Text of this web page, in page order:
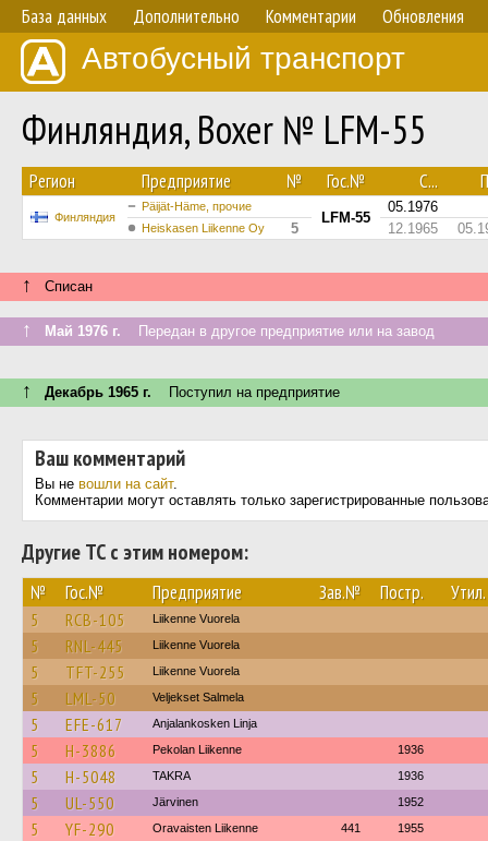
База данных Дополнительно Комментарии Обновления
Автобусный транспорт
Финляндия, Boxer № LFM-55
Регион Предприятие № Гос.№ С...
Финляндия
Päijät-Häme, прочие
LFM-55
05.1976
Heiskasen Liikenne Oy 5 12.1965
↑ Списан
↑ Май 1976 г. Передан в другое предприятие или на завод
↑ Декабрь 1965 г. Поступил на предприятие
Ваш комментарий
Вы не вошли на сайт.
Комментарии могут оставлять только зарегистрированные
Другие ТС с этим номером:
№ Гос.№ Предприятие Зав.№ Постр. Утил.
5 RCB-105 Liikenne Vuorela
5 RNL-445 Liikenne Vuorela
5 TFT-255 Liikenne Vuorela
5 LML-50 Veljekset Salmela
5 EFE-617 Anjalankosken Linja
5 H-3886 Pekolan Liikenne 1936
5 H-5048 TAKRA 1936
5 UL-550 Järvinen 1952
5 YF-290 Oravaisten Liikenne 441 1955